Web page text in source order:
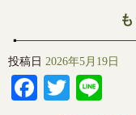
投稿日 2026年5月19日
Facebook
Twitter